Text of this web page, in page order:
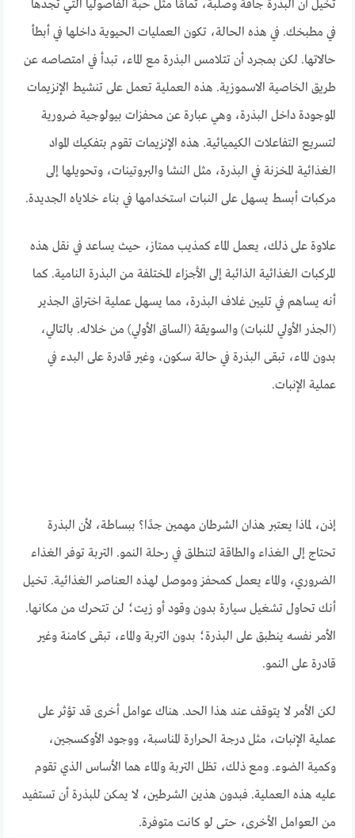
تخيل أن البذرة جافة وصلبة، تمامًا مثل حبة الفاصوليا التي تجدها
في مطبخك. في هذه الحالة، تكون العمليات الحيوية داخلها في أبطأ
حالاتها. لكن بمجرد أن تتلامس البذرة مع الماء، تبدأ في امتصاصه عن
طريق الخاصية الاسموزية. هذه العملية تعمل على تنشيط الإنزيمات
الموجودة داخل البذرة، وهي عبارة عن محفزات بيولوجية ضرورية
لتسريع التفاعلات الكيميائية. هذه الإنزيمات تقوم بتفكيك المواد
الغذائية المخزنة في البذرة، مثل النشا والبروتينات، وتحويلها إلى
مركبات أبسط يسهل على النبات استخدامها في بناء خلاياه الجديدة.
علاوة على ذلك، يعمل الماء كمذيب ممتاز، حيث يساعد في نقل هذه
المركبات الغذائية الذائبة إلى الأجزاء المختلفة من البذرة النامية. كما
أنه يساهم في تليين غلاف البذرة، مما يسهل عملية اختراق الجذير
(الجذر الأولي للنبات) والسويقة (الساق الأولي) من خلاله. بالتالي،
بدون الماء، تبقى البذرة في حالة سكون، وغير قادرة على البدء في
عملية الإنبات.
إذن، لماذا يعتبر هذان الشرطان مهمين جدًا؟ ببساطة، لأن البذرة
تحتاج إلى الغذاء والطاقة لتنطلق في رحلة النمو. التربة توفر الغذاء
الضروري، والماء يعمل كمحفز وموصل لهذه العناصر الغذائية. تخيل
أنك تحاول تشغيل سيارة بدون وقود أو زيت؛ لن تتحرك من مكانها.
الأمر نفسه ينطبق على البذرة؛ بدون التربة والماء، تبقى كامنة وغير
قادرة على النمو.
لكن الأمر لا يتوقف عند هذا الحد. هناك عوامل أخرى قد تؤثر على
عملية الإنبات، مثل درجة الحرارة المناسبة، ووجود الأوكسجين،
وكمية الضوء. ومع ذلك، تظل التربة والماء هما الأساس الذي تقوم
عليه هذه العملية. فبدون هذين الشرطين، لا يمكن للبذرة أن تستفيد
من العوامل الأخرى، حتى لو كانت متوفرة.